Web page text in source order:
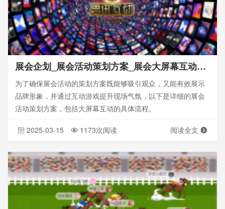
展会企划_展会活动策划方案_展会大屏幕互动流程
为了确保展会活动的策划方案既能够吸引观众，又能有效展示
品牌形象，并通过互动游戏提升现场气氛，以下是详细的展会
活动策划方案，包括大屏幕互动的具体流程。
2025-03-15 1173次阅读 阅读全文